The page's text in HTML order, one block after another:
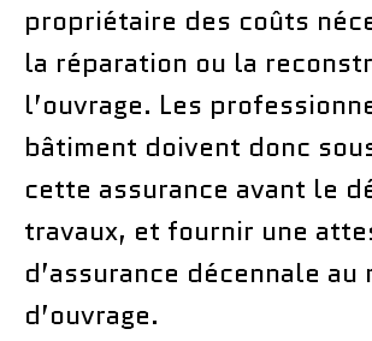
propriétaire des coûts
la réparation ou la
l’ouvrage. Les
bâtiment doivent donc
cette assurance avant le
travaux, et fournir une
d’assurance décennale au
d’ouvrage.